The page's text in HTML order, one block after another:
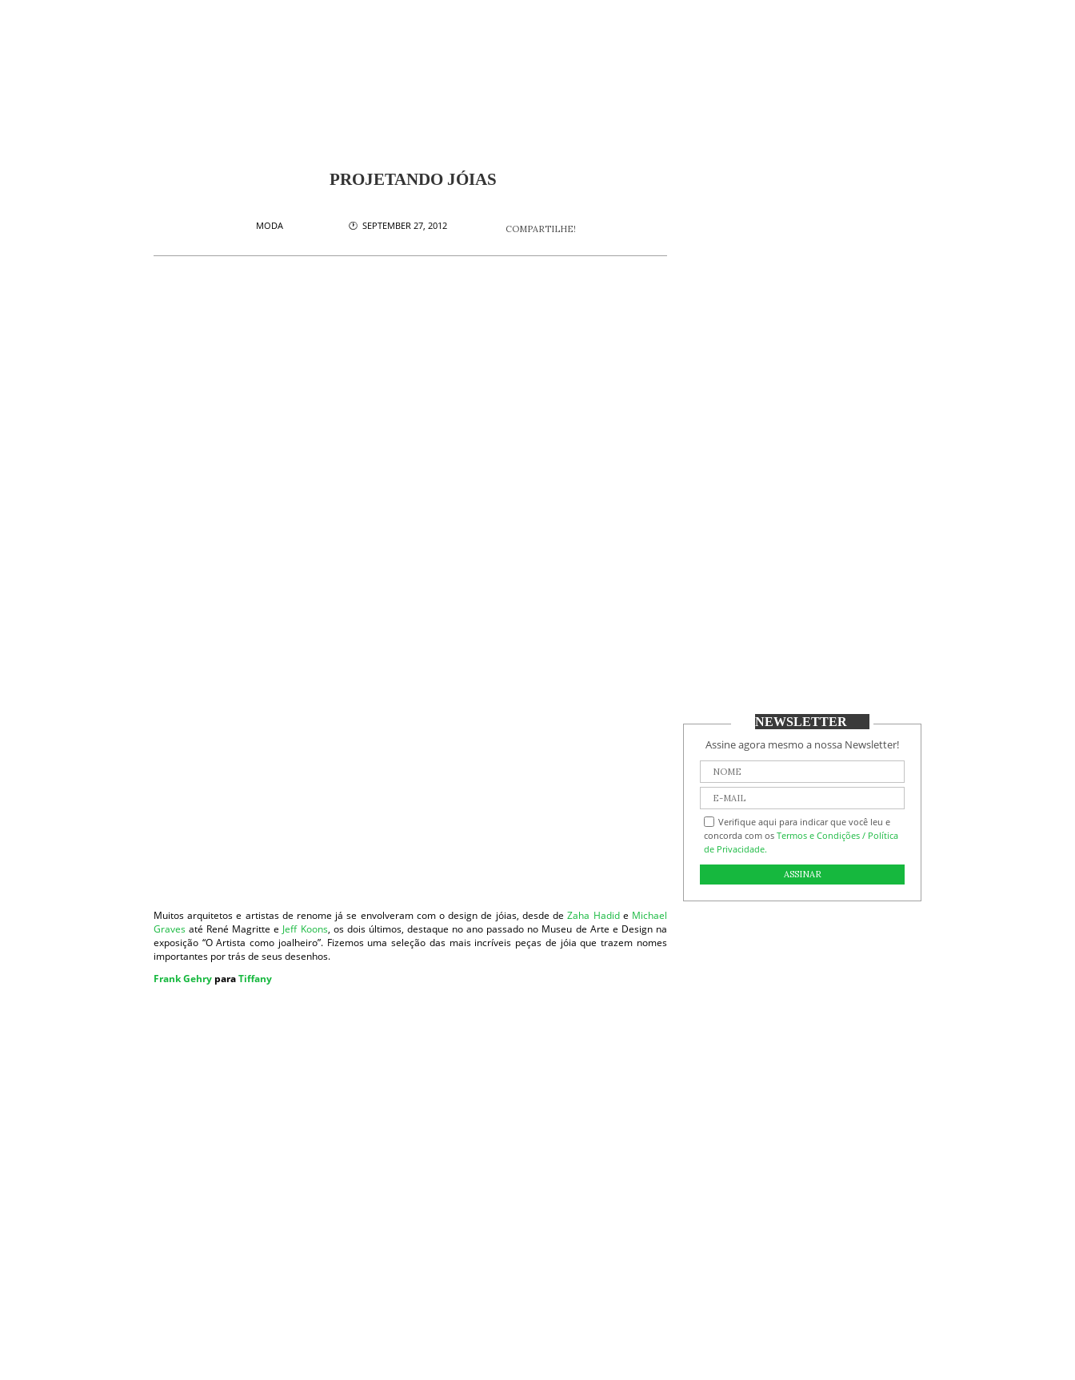
PROJETANDO JÓIAS
MODA 🕐 SEPTEMBER 27, 2012 COMPARTILHE!
Muitos arquitetos e artistas de renome já se envolveram com o design de jóias, desde deZaha Hadide Michael
Graves até René Magritte e Jeff Koons, os dois últimos, destaque no ano passado no Museu de Arte e Design na
exposição “O Artista como joalheiro”. Fizemos uma seleção das mais incríveis peças de jóia que trazem nomes
importantes por trás de seus desenhos.
Frank Gehry paraTiffany
NEWSLETTER
Assine agora mesmo a nossa Newsletter!
Verifique aqui para indicar que você leu e
concorda com osTermos e Condições / Política
de Privacidade.